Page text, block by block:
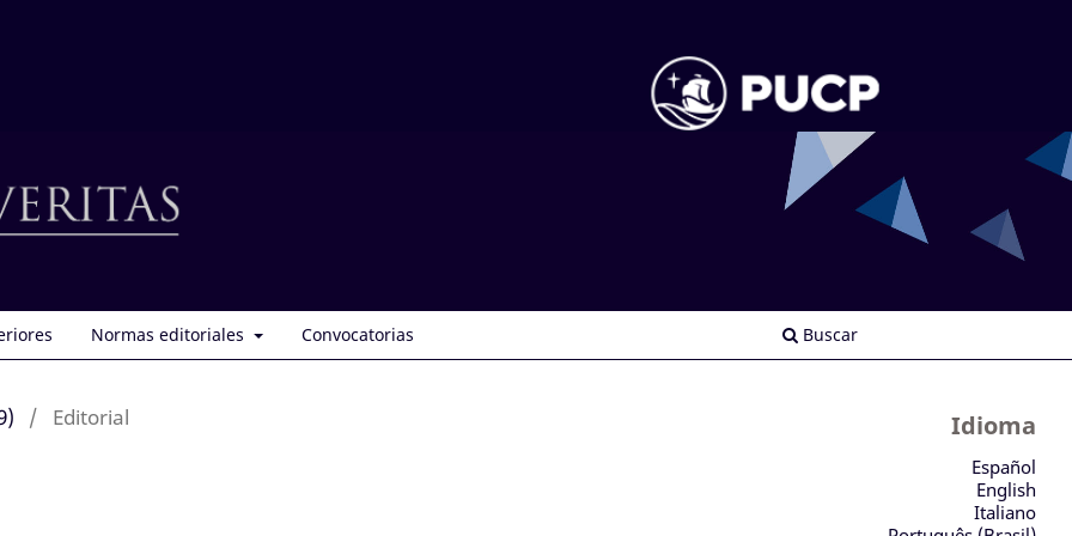
Normas editoriales Convocatorias Buscar
/ Editorial Idioma
Español
English
Italiano